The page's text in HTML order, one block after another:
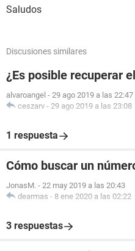
Saludos
Discusiones similares
¿Es posible recuperar
alvaroangel - 29 ago 2019 a las 22:47
ceszarv - 29 ago 2019 a las 23:08
1 respuesta
Cómo buscar un
JonasM. - 22 may 2019 a las 20:43
dearmas - 8 ene 2020 a las 02:22
3 respuestas